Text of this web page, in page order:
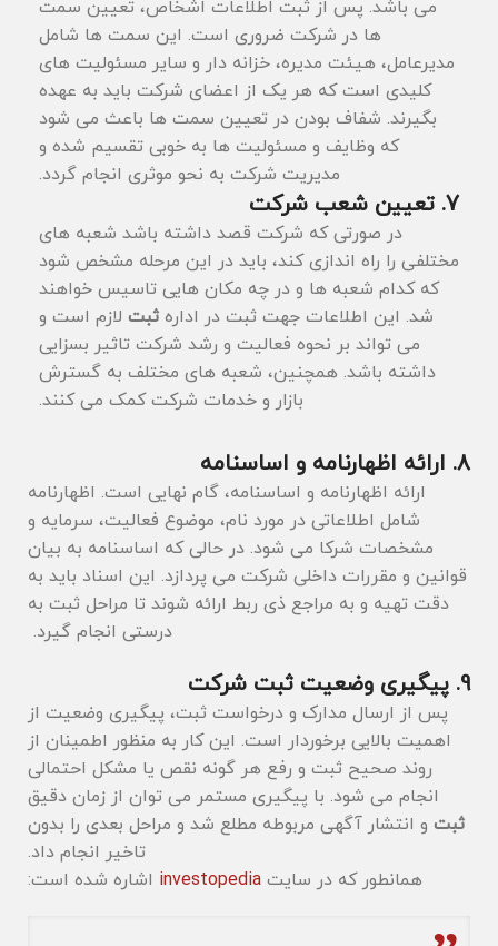
می باشد. پس از ثبت اطلاعات اشخاص، تعیین سمت
‌ها در شرکت ضروری است. این سمت‌ ها شامل
مدیرعامل، هیئت مدیره، خزانه ‌دار و سایر مسئولیت‌ های
کلیدی است که هر یک از اعضای شرکت باید به عهده
بگیرند. شفاف بودن در تعیین سمت ‌ها باعث می ‌شود
که وظایف و مسئولیت ‌ها به خوبی تقسیم شده و
مدیریت شرکت به نحو موثری انجام گردد.
7. تعیین شعب شرکت
در صورتی که شرکت قصد داشته باشد شعبه ‌های
مختلفی را راه ‌اندازی کند، باید در این مرحله مشخص شود
که کدام شعبه ‌ها و در چه مکان ‌هایی تاسیس خواهند
شد. این اطلاعات جهت ثبت در ادارهثبت لازم است و
می ‌تواند بر نحوه فعالیت و رشد شرکت تاثیر بسزایی
داشته باشد. همچنین، شعبه ‌های مختلف به گسترش
بازار و خدمات شرکت کمک می ‌کنند.
8. ارائه اظهارنامه و اساسنامه
ارائه اظهارنامه و اساسنامه، گام نهایی است. اظهارنامه
شامل اطلاعاتی در مورد نام، موضوع فعالیت، سرمایه و
مشخصات شرکا می شود. در حالی که اساسنامه به بیان
قوانین و مقررات داخلی شرکت می ‌پردازد. این اسناد باید به
دقت تهیه و به مراجع ذی ‌ربط ارائه شوند تا مراحل ثبت به
درستی انجام گیرد.
9. پیگیری وضعیت ثبت شرکت
پس از ارسال مدارک و درخواست ثبت، پیگیری وضعیت از
اهمیت بالایی برخوردار است. این کار به منظور اطمینان از
روند صحیح ثبت و رفع هر گونه نقص یا مشکل احتمالی
انجام می ‌شود. با پیگیری مستمر می ‌توان از زمان دقیق
ثبت و انتشار آگهی مربوطه مطلع شد و مراحل بعدی را بدون
تاخیر انجام داد.
همانطور که در سایتinvestopedia اشاره شده است: